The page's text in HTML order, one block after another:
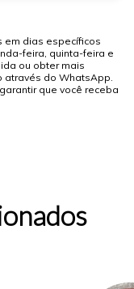
em dias específicos
feira, quinta-feira e
ou obter mais
através do WhatsApp.
que você receba